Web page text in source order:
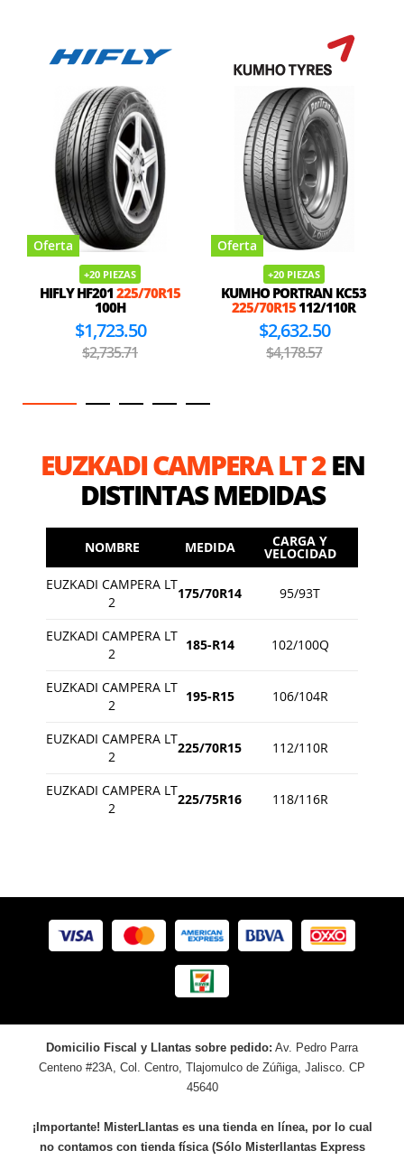
Oferta
+20 PIEZAS
HIFLY HF201 225/70R15
100H
$1,723.50
$2,735.71
Oferta
+20 PIEZAS
KUMHO PORTRAN KC53
225/70R15112/110R
$2,632.50
$4,178.57
EUZKADI CAMPERA LT 2EN
DISTINTAS MEDIDAS
NOMBRE MEDIDA CARGA Y
VELOCIDAD
EUZKADI CAMPERA LT
2
175/70R14 95/93T
EUZKADI CAMPERA LT
2
185-R14 102/100Q
EUZKADI CAMPERA LT
2
195-R15 106/104R
EUZKADI CAMPERA LT
2
225/70R15 112/110R
EUZKADI CAMPERA LT
2
225/75R16 118/116R
Domicilio Fiscal y Llantas sobre pedido: Av. Pedro Parra
Centeno #23A, Col. Centro, Tlajomulco de Zúñiga, Jalisco. CP
45640
¡Importante! MisterLlantas es una tienda en línea, por lo cual
no contamos con tienda física (Sólo Misterllantas Express